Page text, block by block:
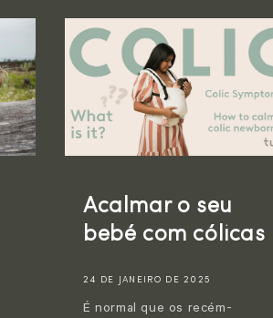
Acalmar o seu
bebé com cólicas
24 DE JANEIRO DE 2025
É normal que os recém-